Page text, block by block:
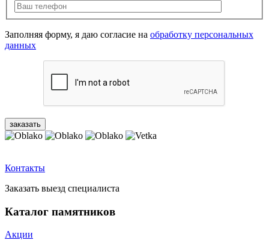
Заполняя форму, я даю согласие на обработку персональных
данных
Контакты
Заказать выезд специалиста
Каталог памятников
Акции